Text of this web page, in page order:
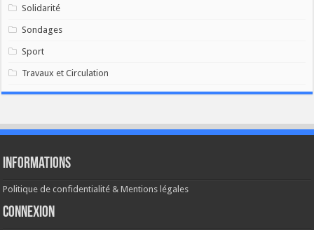
Solidarité
Sondages
Sport
Travaux et Circulation
Informations
Politique de confidentialité & Mentions légales
Connexion